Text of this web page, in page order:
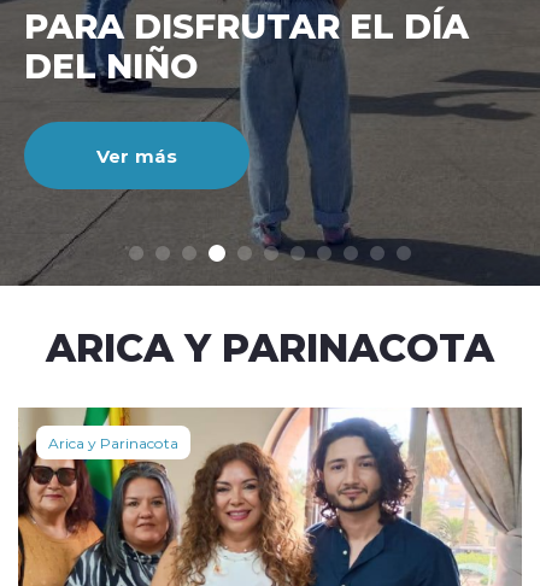
modo claro
CIENTO DURANTE EL MES
DE JULIO
Ver más
ARICA Y PARINACOTA
Arica y Parinacota